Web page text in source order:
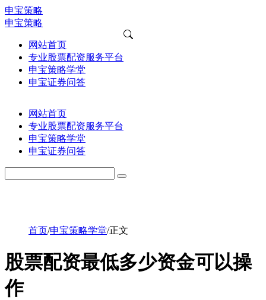
申宝策略
申宝策略
网站首页
专业股票配资服务平台
申宝策略学堂
申宝证券问答
网站首页
专业股票配资服务平台
申宝策略学堂
申宝证券问答
首页/申宝策略学堂/正文
股票配资最低多少资金可以操
作